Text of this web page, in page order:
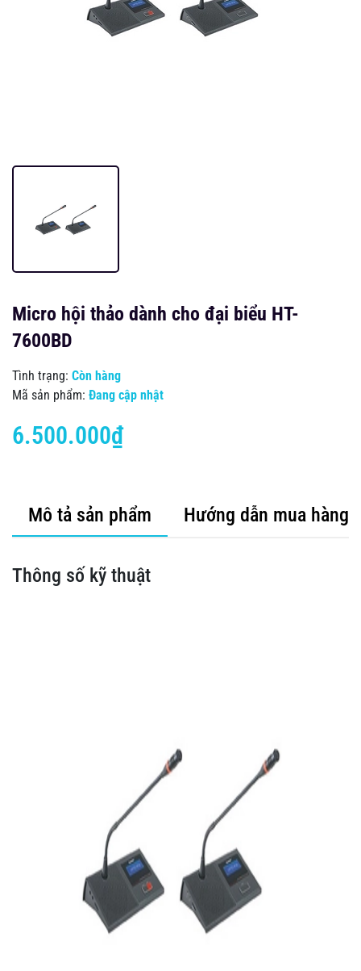
Micro hội thảo dành cho đại biểu HT-
7600BD
Tình trạng: Còn hàng
Mã sản phẩm: Đang cập nhật
6.500.000₫
Mô tả sản phẩm Hướng dẫn mua hàng
Thông số kỹ thuật